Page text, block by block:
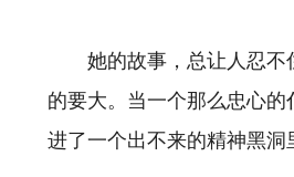
她的故事，总让人忍不
的要大。当一个那么忠心
进了一个出不来的精神黑洞